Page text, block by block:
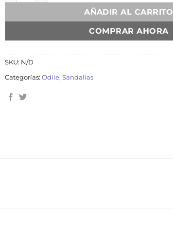
AÑADIR AL CARRITO
COMPRAR AHORA
SKU: N/D
Categorías: Odile, Sandalias